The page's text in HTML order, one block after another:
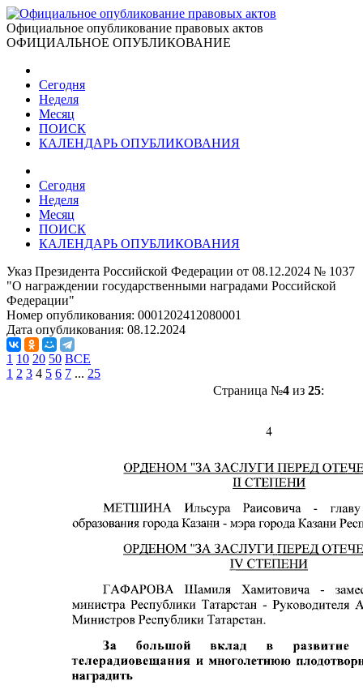
Официальное опубликование правовых актов
ОФИЦИАЛЬНОЕ ОПУБЛИКОВАНИЕ
Сегодня
Неделя
Месяц
ПОИСК
КАЛЕНДАРЬ ОПУБЛИКОВАНИЯ
Сегодня
Неделя
Месяц
ПОИСК
КАЛЕНДАРЬ ОПУБЛИКОВАНИЯ
Указ Президента Российской Федерации от 08.12.2024 № 1037
"О награждении государственными наградами Российской
Федерации"
Номер опубликования: 0001202412080001
Дата опубликования: 08.12.2024
1 10 20 50 ВСЕ
1 2 3 4 5 6 7 ... 25
Страница №4из 25: